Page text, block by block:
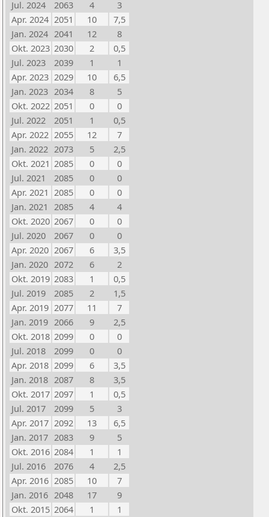
Jul. 2024
2063 4
3
Apr. 2024 2051 10
7,5
Jan. 2024 2041 12
8
Okt. 2023 2030 2
0,5
Jul. 2023
2039 1
1
Apr. 2023 2029 10
6,5
Jan. 2023 2034 8
5
Okt. 2022 2051 0
0
Jul. 2022
2051 1
0,5
Apr. 2022 2055 12
7
Jan. 2022 2073 5
2,5
Okt. 2021 2085 0
0
Jul. 2021
2085 0
0
Apr. 2021 2085 0
0
Jan. 2021 2085 4
4
Okt. 2020 2067 0
0
Jul. 2020
2067 0
0
Apr. 2020 2067 6
3,5
Jan. 2020 2072 6
2
Okt. 2019 2083 1
0,5
Jul. 2019
2085 2
1,5
Apr. 2019 2077 11
7
Jan. 2019 2066 9
2,5
Okt. 2018 2099 0
0
Jul. 2018
2099 0
0
Apr. 2018 2099 6
3,5
Jan. 2018 2087 8
3,5
Okt. 2017 2097 1
0,5
Jul. 2017
2099 5
3
Apr. 2017 2092 13
6,5
Jan. 2017 2083 9
5
Okt. 2016 2084 1
1
Jul. 2016
2076 4
2,5
Apr. 2016 2085 10
7
Jan. 2016 2048 17
9
Okt. 2015 2064 1
1